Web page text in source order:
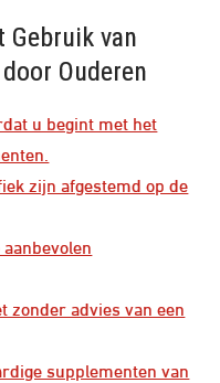
Gebruik van
Ouderen
u begint met het
zijn afgestemd op de
zonder advies van een
supplementen van